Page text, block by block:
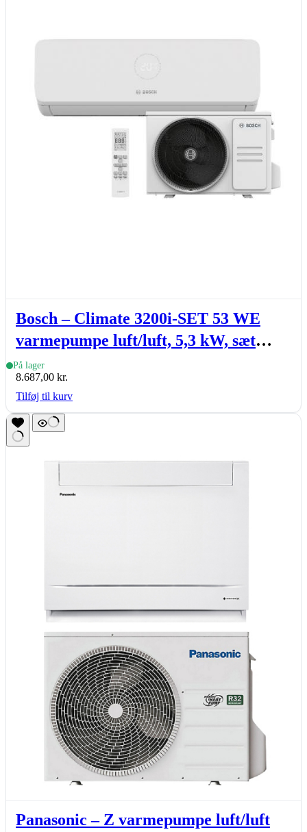
Bosch – Climate 3200i-SET 53 WE
varmepumpe luft/luft, 5,3 kW, sæt
(inde- & udedel.), hvid
På lager
8.687,00 kr.
Tilføj til kurv
Panasonic – Z varmepumpe luft/luft